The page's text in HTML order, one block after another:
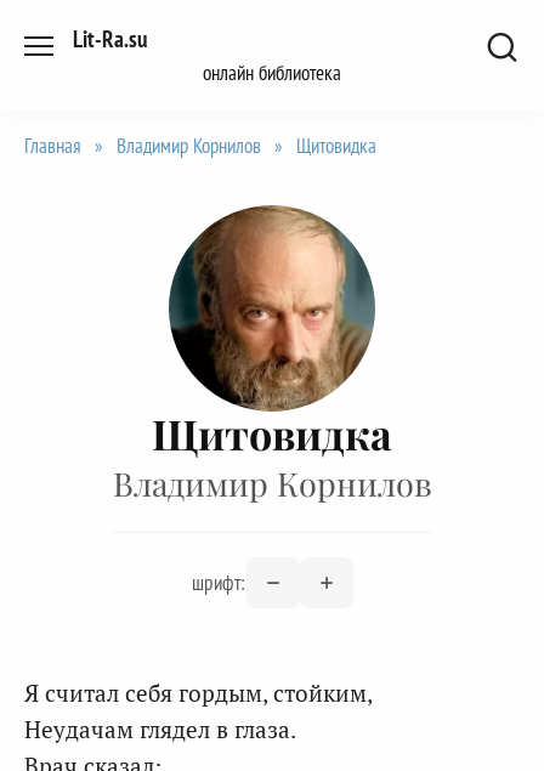
Lit-Ra.su
онлайн библиотека
Главная » Владимир Корнилов » Щитовидка
Щитовидка
Владимир Корнилов
шрифт:
Я считал себя гордым, стойким,
Неудачам глядел в глаза.